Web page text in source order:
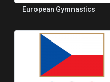
European Gymnastics